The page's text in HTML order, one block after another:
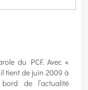
du PCF. Avec «
tient de juin 2009 à
de l’actualité